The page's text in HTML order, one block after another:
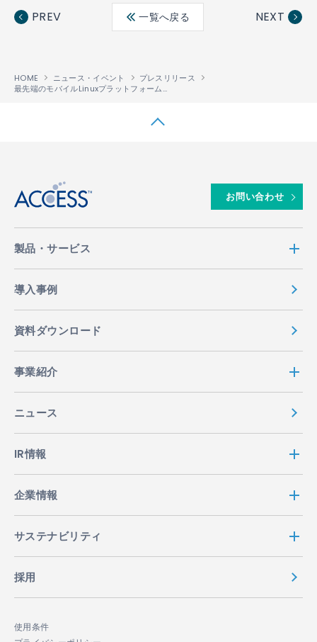
ebo ter
edin
PREV 一覧へ戻る NEXT
HOME ニュース・イベント
プレスリリース
最先端のモバイルLinuxプラットフォーム「ACCESS Linux Platform
お問い合わせ
製品・サービス
導入事例
資料ダウンロード
事業紹介
ニュース
IR情報
企業情報
サステナビリティ
採用
使用条件